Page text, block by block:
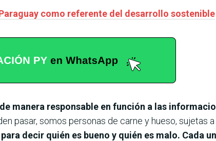
como referente del desarrollo sostenible
manera responsable en función a las
pasar, somos personas de carne y hueso, sujetas a
decir quién es bueno y quién es malo. Cada